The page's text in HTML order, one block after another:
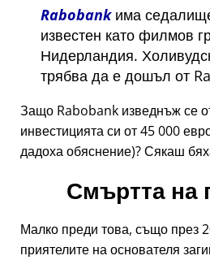
Rabobankима
известен като филмов
Нидерландия.
трябва да е дошъл от
Защо Rabobank изведнъж се
инвестицията си от 45 000
дадоха обяснение)? Сякаш
Смъртта на
Малко преди това, също през
приятелите на основателя